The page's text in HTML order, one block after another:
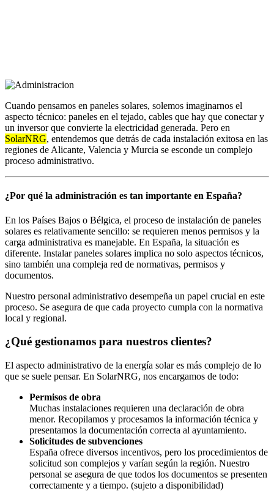
Cuando pensamos en paneles solares, solemos imaginarnos el
aspecto técnico: paneles en el tejado, cables que hay que conectar y
un inversor que convierte la electricidad generada. Pero en
SolarNRG, entendemos que detrás de cada instalación exitosa en las
regiones de Alicante, Valencia y Murcia se esconde un complejo
proceso administrativo.
¿Por qué la administración es tan importante en España?
En los Países Bajos o Bélgica, el proceso de instalación de paneles
solares es relativamente sencillo: se requieren menos permisos y la
carga administrativa es manejable. En España, la situación es
diferente. Instalar paneles solares implica no solo aspectos técnicos,
sino también una compleja red de normativas, permisos y
documentos.
Nuestro personal administrativo desempeña un papel crucial en este
proceso. Se asegura de que cada proyecto cumpla con la normativa
local y regional.
¿Qué gestionamos para nuestros clientes?
El aspecto administrativo de la energía solar es más complejo de lo
que se suele pensar. En SolarNRG, nos encargamos de todo:
Permisos de obra
Muchas instalaciones requieren una declaración de obra
menor. Recopilamos y procesamos la información técnica y
presentamos la documentación correcta al ayuntamiento.
Solicitudes de subvenciones
España ofrece diversos incentivos, pero los procedimientos de
solicitud son complejos y varían según la región. Nuestro
personal se asegura de que todos los documentos se presenten
correctamente y a tiempo. (sujeto a disponibilidad)